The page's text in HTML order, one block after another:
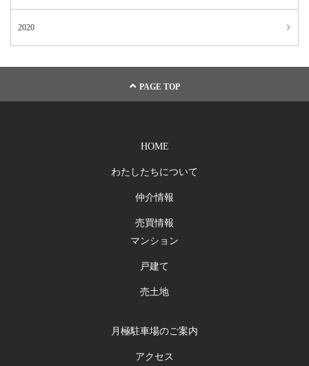
2020
PAGE TOP
HOME
わたしたちについて
仲介情報
売買情報
マンション
戸建て
売土地
月極駐車場のご案内
アクセス